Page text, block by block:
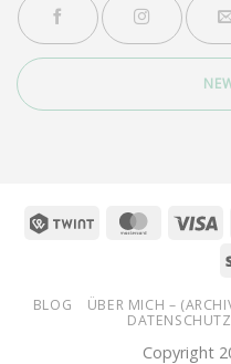
Twint
BLOG ÜBER MICH –
DATENSCHUTZ
Copyright